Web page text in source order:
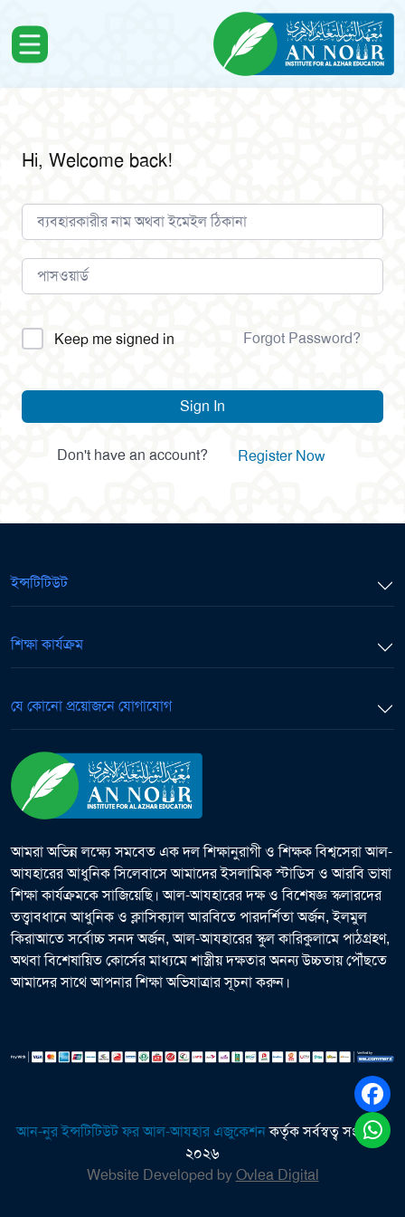
Hi, Welcome back!
Alternative:
Keep me signed in Forgot Password?
Sign In
Don't have an account? Register Now
ইন্সটিটিউট
শিক্ষা কার্যক্রম
যে কোনো প্রয়োজনে যোগাযোগ
আমরা অভিন্ন লক্ষ্যে সমবেত এক দল শিক্ষানুরাগী ও শিক্ষক বিশ্বসেরা আল-
আযহারের আধুনিক সিলেবাসে আমাদের ইসলামিক স্টাডিস ও আরবি ভাষা
শিক্ষা কার্যক্রমকে সাজিয়েছি। আল-আযহারের দক্ষ ও বিশেষজ্ঞ স্কলারদের
তত্ত্বাবধানে আধুনিক ও ক্লাসিক্যাল আরবিতে পারদর্শিতা অর্জন, ইলমুল
কিরাআতে সর্বোচ্চ সনদ অর্জন, আল-আযহারের স্কুল কারিকুলামে পাঠগ্রহণ,
অথবা বিশেষায়িত কোর্সের মাধ্যমে শাস্ত্রীয় দক্ষতার অনন্য উচ্চতায় পৌঁছতে
আমাদের সাথে আপনার শিক্ষা অভিযাত্রার সূচনা করুন।
আন-নুর ইন্সটিটিউট ফর আল-আযহার এজুকেশনকর্তৃক সর্বস্বত্ব সংরক্ষিত
২০২৬
Website Developed byOvlea Digital